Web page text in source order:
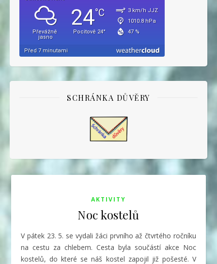
SCHRÁNKA DŮVĚRY
AKTIVITY
Noc kostelů
V pátek 23. 5. se vydali žáci prvního až čtvrtého ročníku
na cestu za chlebem. Cesta byla součástí akce Noc
kostelů, do které se náš kostel zapojil již pošesté. V